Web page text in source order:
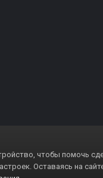
чтобы помочь
Оставаясь на